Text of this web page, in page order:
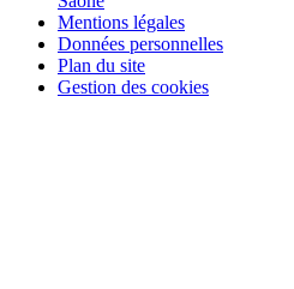
Mentions légales
Données personnelles
Plan du site
Gestion des cookies